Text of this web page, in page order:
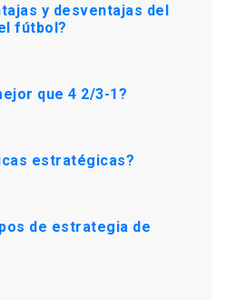
y desventajas del
fútbol?
que 4 2/3-1?
estratégicas?
de estrategia de